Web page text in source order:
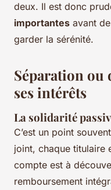
deux. Il est donc
importantes avant
garder la sérénité.
Séparation ou
ses intérêts
La solidarité
C’est un point
joint, chaque titulaire
compte est à
remboursement